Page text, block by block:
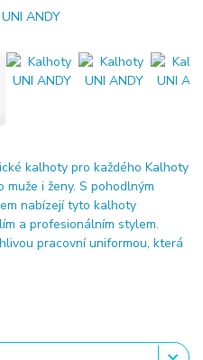
kalhoty pro každého Kalhoty
i ženy. S pohodlným
nabízejí tyto kalhoty
a profesionálním stylem.
pracovní uniformou, která